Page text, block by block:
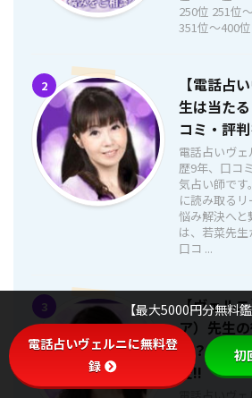
250位 251位
351位〜400位
2
【電話占
生は当た
コミ・評
電話占いヴ
歴9年、口コ
気占い師で
に読み取るリ
悩み解決へと
は、若菜先生
口コ ...
3
【ヴェル
ア）先生
る？口コ
査!!
【最大5000円分無料
電話占いヴェルニに無料登
録
初